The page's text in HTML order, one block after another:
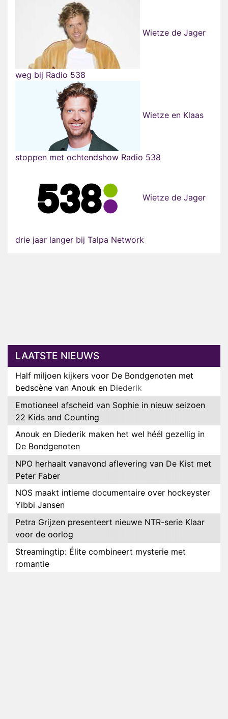
Wietze de Jager
weg bij Radio 538
Wietze en Klaas
stoppen met ochtendshow Radio 538
Wietze de Jager
drie jaar langer bij Talpa Network
LAATSTE NIEUWS
Half miljoen kijkers voor De Bondgenoten met
bedscène van Anouk en Diederik
Emotioneel afscheid van Sophie in nieuw seizoen
22 Kids and Counting
Anouk en Diederik maken het wel héél gezellig in
De Bondgenoten
NPO herhaalt vanavond aflevering van De Kist met
Peter Faber
NOS maakt intieme documentaire over hockeyster
Yibbi Jansen
Petra Grijzen presenteert nieuwe NTR-serie Klaar
voor de oorlog
Streamingtip: Élite combineert mysterie met
romantie